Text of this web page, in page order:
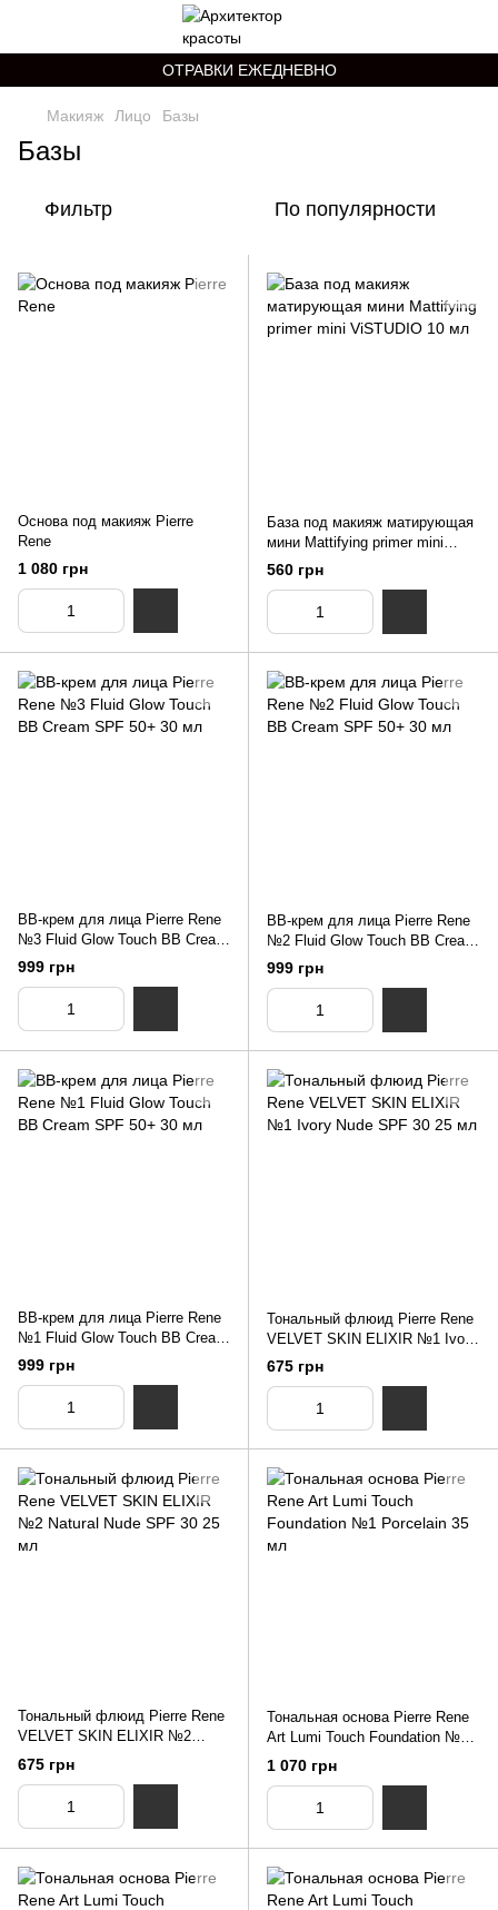
ОТРАВКИ ЕЖЕДНЕВНО
Макияж Лицо Базы
Базы
Фильтр По популярности
Основа под макияж Pierre
Rene
1 080 грн
База под макияж матирующая
мини Mattifying primer mini
ViSTUDIO 10 мл
560 грн
BB-крем для лица Pierre Rene
№3 Fluid Glow Touch BB Cream
SPF 50+ 30 мл
999 грн
BB-крем для лица Pierre Rene
№2 Fluid Glow Touch BB Cream
SPF 50+ 30 мл
999 грн
BB-крем для лица Pierre Rene
№1 Fluid Glow Touch BB Cream
SPF 50+ 30 мл
999 грн
Тональный флюид Pierre Renе
VELVET SKIN ELIXIR №1 Ivory
Nude SPF 30 25 мл
675 грн
Тональный флюид Pierre Renе
VELVET SKIN ELIXIR №2
Natural Nude SPF 30 25 мл
675 грн
Тональная основа Pierre Rene
Art Lumi Touch Foundation №1
Porcelain 35 мл
1 070 грн